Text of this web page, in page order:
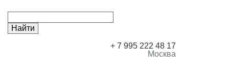
+ 7 995 222 48 17
Москва